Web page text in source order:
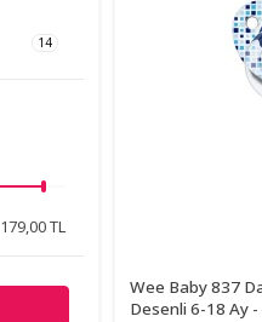
14
179,00 TL
Wee Baby 837
Desenli 6-18 Ay -